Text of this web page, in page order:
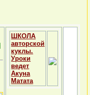
ШКОЛА
авторской
куклы.
Уроки
ведет
Акуна
Матата